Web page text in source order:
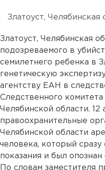
Златоуст, Челябинская
Златоуст, Челябинская
подозреваемого в
семилетнего ребенка в
генетическую
агентству ЕАН в
Следственного
Челябинской области. 12
правоохранительные
Челябинской области
человека, который сразу
показания и был опознан
По словам заместителя